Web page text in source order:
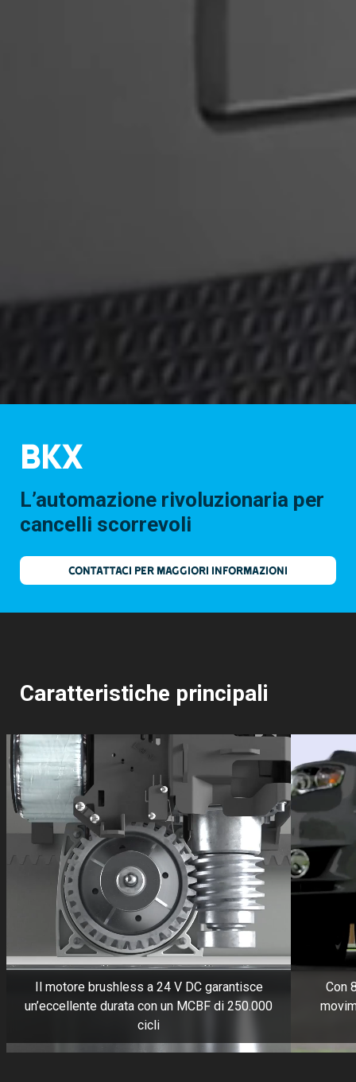
BKX
L’automazione rivoluzionaria per
cancelli scorrevoli
CONTATTACI PER MAGGIORI INFORMAZIONI
Caratteristiche principali
Il motore brushless a 24 V DC garantisce
un’eccellente durata con un MCBF di 250.000
cicli
Con